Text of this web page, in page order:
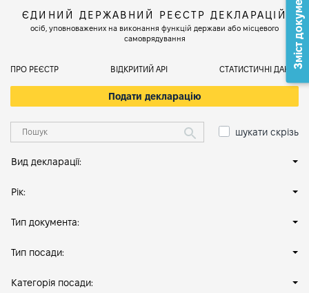
ЄДИНИЙ ДЕРЖАВНИЙ РЕЄСТР ДЕКЛАРАЦІЙ
осіб, уповноважених на виконання функцій держави або місцевого
самоврядування
ПРО РЕЄСТР ВІДКРИТИЙ АРІ СТАТИСТИЧНІ ДАНІ
Подати декларацію
шукати скрізь
Вид декларації:
Рік:
Тип документа:
Тип посади:
Категорія посади:
Зміст документа